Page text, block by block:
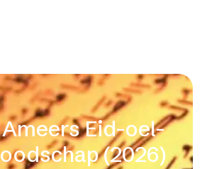
Eid-oel-
(2026)